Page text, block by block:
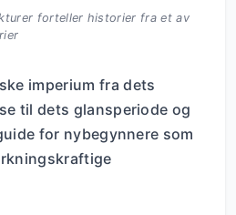
forteller historier fra et av
imperium fra dets
til dets glansperiode og
for nybegynnere som